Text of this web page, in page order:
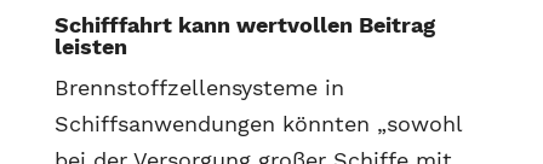
Schifffahrt kann wertvollen Beitrag
leisten
Brennstoffzellensysteme in
Schiffsanwendungen könnten „sowohl